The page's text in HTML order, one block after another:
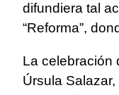
difundiera tal
“Reforma”,
La celebración
Úrsula